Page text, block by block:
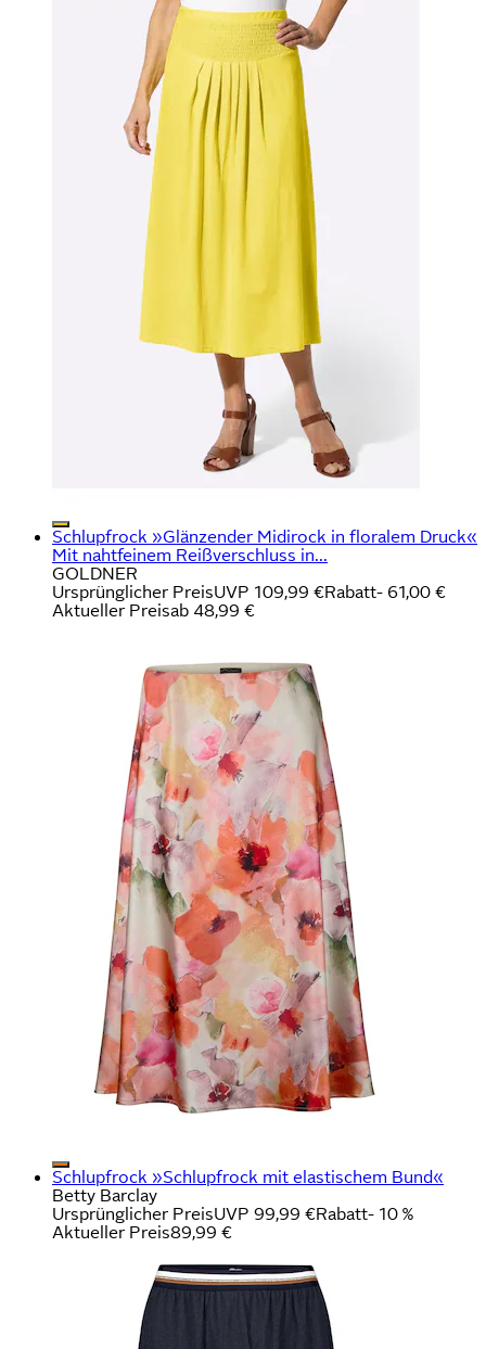
Schlupfrock »Glänzender Midirock in floralem Druck«
Mit nahtfeinem Reißverschluss in...
GOLDNER
Ursprünglicher PreisUVP 109,99 €Rabatt- 61,00 €
Aktueller Preisab 48,99 €
Schlupfrock »Schlupfrock mit elastischem Bund«
Betty Barclay
Ursprünglicher PreisUVP 99,99 €Rabatt- 10 %
Aktueller Preis89,99 €